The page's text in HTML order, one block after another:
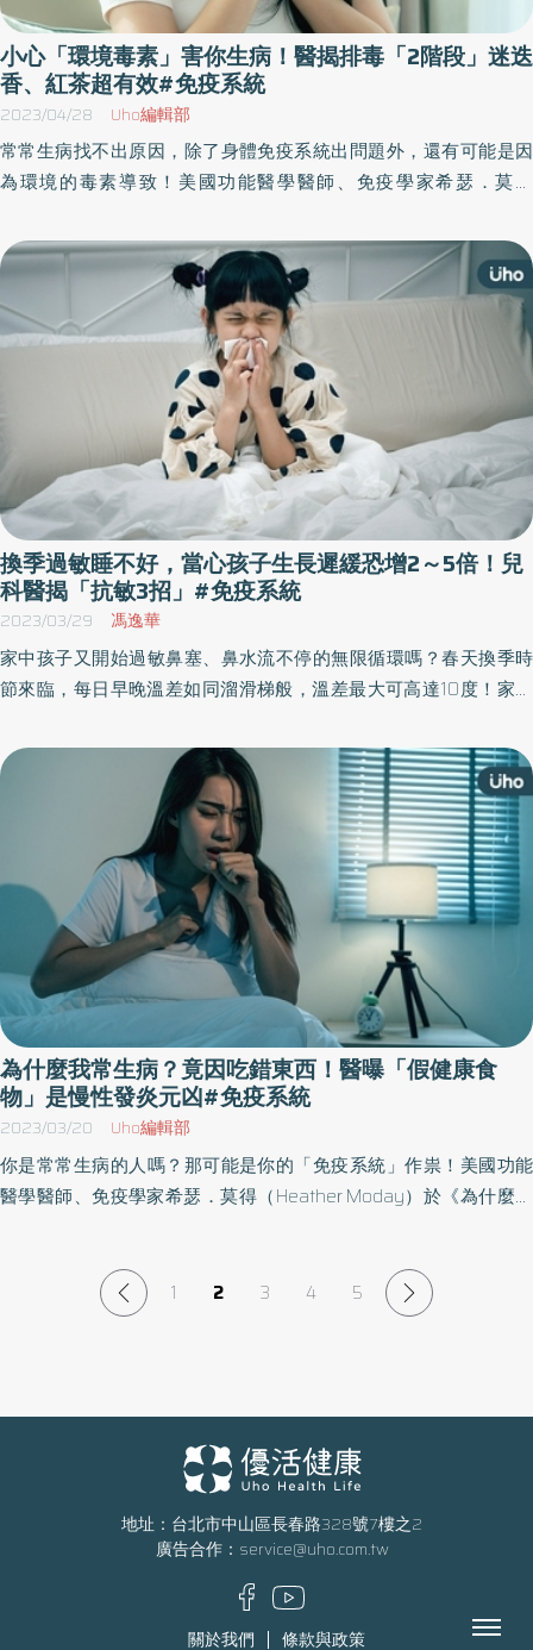
小心「環境毒素」害你生病！醫揭排毒「2階段」迷迭
香、紅茶超有效#免疫系統
2023/04/28 Uho編輯部
常常生病找不出原因，除了身體免疫系統出問題外，還有可能是因
為環境的毒素導致！美國功能醫學醫師、免疫學家希瑟．莫得
懂的方法，解釋免疫系統運作、發炎的機制與預防發炎的方法，幫
助讀者修復免疫系統，重回健康的身體。以下為原書摘文：
換季過敏睡不好，當心孩子生長遲緩恐增2～5倍！兒
科醫揭「抗敏3招」#免疫系統
2023/03/29 馮逸華
家中孩子又開始過敏鼻塞、鼻水流不停的無限循環嗎？春天換季時
節來臨，每日早晚溫差如同溜滑梯般，溫差最大可高達10度！家長
招緩解過敏症狀，擺脫過敏成長障礙！
為什麼我常生病？竟因吃錯東西！醫曝「假健康食
物」是慢性發炎元凶#免疫系統
2023/03/20 Uho編輯部
你是常常生病的人嗎？那可能是你的「免疫系統」作祟！美國功能
醫學醫師、免疫學家希瑟．莫得（Heather Moday）於《為什麼你
身體。以下為原書摘文：
1 2 3 4 5
地址：台北市中山區長春路328號7樓之2
廣告合作： service@uho.com.tw
關於我們 條款與政策 Menu